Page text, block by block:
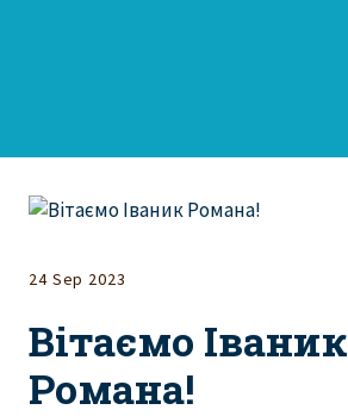
24 Sep 2023
Вітаємо Іваник
Романа!